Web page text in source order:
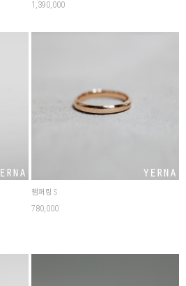
1,390,000
챔퍼링 S
780,000